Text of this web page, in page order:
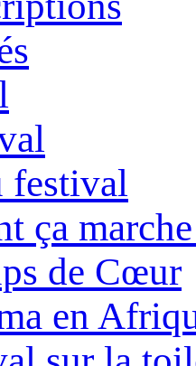
festival
ça
de Cœur
en